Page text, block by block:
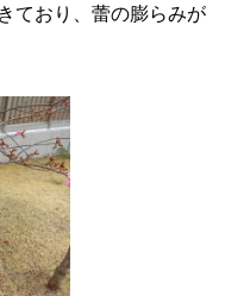
ており、蕾の膨らみが